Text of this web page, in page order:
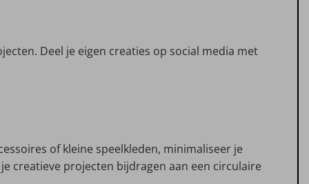
Deel je eigen creaties op social media met
of kleine speelkleden, minimaliseer je
creatieve projecten bijdragen aan een circulaire